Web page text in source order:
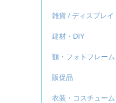
雑貨 / ディスプレイ
建材・DIY
額・フォトフレーム
販促品
衣装・コスチューム